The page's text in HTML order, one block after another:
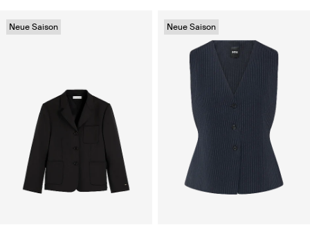
Neue Saison Neue Saison